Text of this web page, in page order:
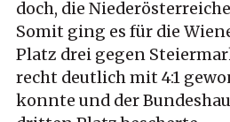
doch, die
Somit ging es für die
Platz drei gegen
recht deutlich mit 4:1
konnte und der